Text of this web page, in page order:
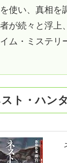
使い、真相を
が続々と浮
ム・ミステリ
ト・ハン